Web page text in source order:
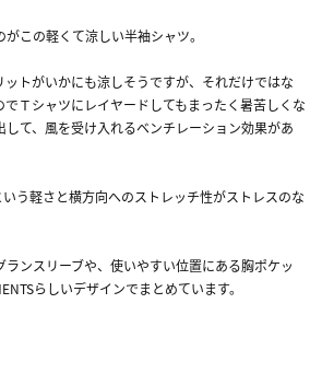
この軽くて涼しい半袖シャツ。
トがいかにも涼しそうですが、それだけではな
でＴシャツにレイヤードしてもまったく暑苦しくな
して、風を受け入れるベンチレーション効果があ
う軽さと横方向へのストレッチ性がストレスのな
ンスリーブや、使いやすい位置にある胸ポケッ
らしいデザインでまとめています。